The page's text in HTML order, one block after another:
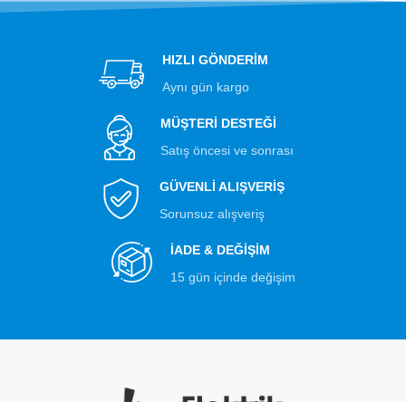
HIZLI GÖNDERİM
Aynı gün kargo
MÜŞTERİ DESTEĞİ
Satış öncesi ve sonrası
GÜVENLİ ALIŞVERİŞ
Sorunsuz alışveriş
İADE & DEĞİŞİM
15 gün içinde değişim